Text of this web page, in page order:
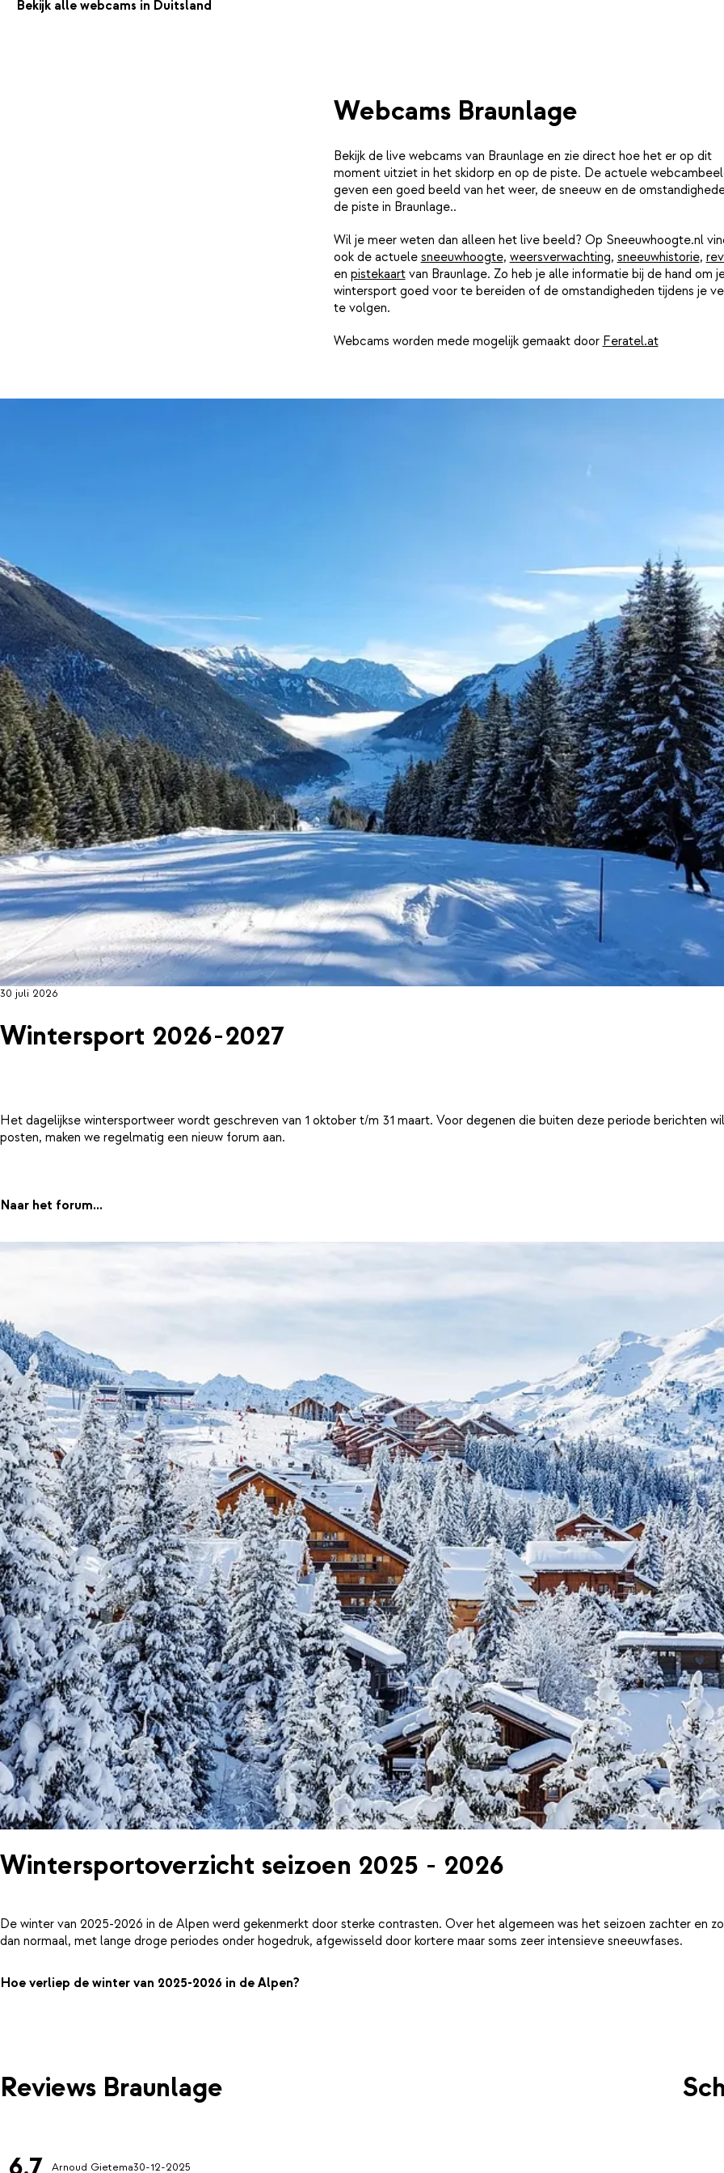
Bekijk alle webcams in Duitsland
Webcams Braunlage
Bekijk de live webcams van Braunlage en zie direct hoe het er op dit
moment uitziet in het skidorp en op de piste. De actuele
geven een goed beeld van het weer, de sneeuw en de
de piste in Braunlage..
Wil je meer weten dan alleen het live beeld? Op Sneeuwhoogte.nl
ook de actuele sneeuwhoogte, weersverwachting, sneeuwhistorie,
en pistekaartvan Braunlage. Zo heb je alle informatie bij de hand om
wintersport goed voor te bereiden of de omstandigheden tijdens je
te volgen.
Webcams worden mede mogelijk gemaakt door Feratel.at
30 juli 2026
Wintersport 2026-2027
Het dagelijkse wintersportweer wordt geschreven van 1 oktober t/m 31 maart. Voor degenen die buiten deze periode berichten
posten, maken we regelmatig een nieuw forum aan.
Naar het forum...
Wintersportoverzicht seizoen 2025 - 2026
De winter van 2025-2026 in de Alpen werd gekenmerkt door sterke contrasten. Over het algemeen was het seizoen zachter en
dan normaal, met lange droge periodes onder hogedruk, afgewisseld door kortere maar soms zeer intensieve sneeuwfases.
Hoe verliep de winter van 2025-2026 in de Alpen?
Reviews Braunlage
Arnoud Gietema30-12-2025